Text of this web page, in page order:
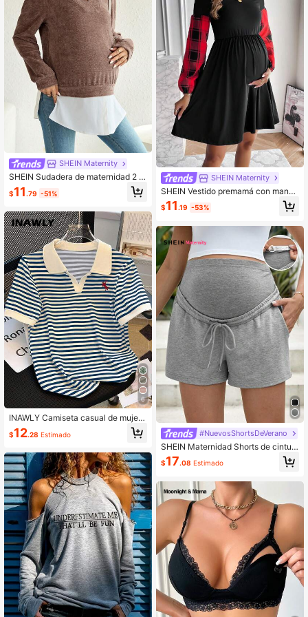
SHEIN Maternity
SHEIN Sudadera de maternidad 2 e
n 1 con cuello en V, para invierno
$11 .79 -51%
6
INAWLY Camiseta casual de mujer
con estampado de rayas azules
$12.28 Estimado
chas para comodidad en el verano.
SHEIN Maternity
SHEIN Vestido premamá con manga
s farol y estampado de cuadros
$11.19 -53%
#NuevosShortsDeVerano
SHEIN Maternidad Shorts de cintur
a con cordón con bolsillo oblicuo
$17.08 Estimado